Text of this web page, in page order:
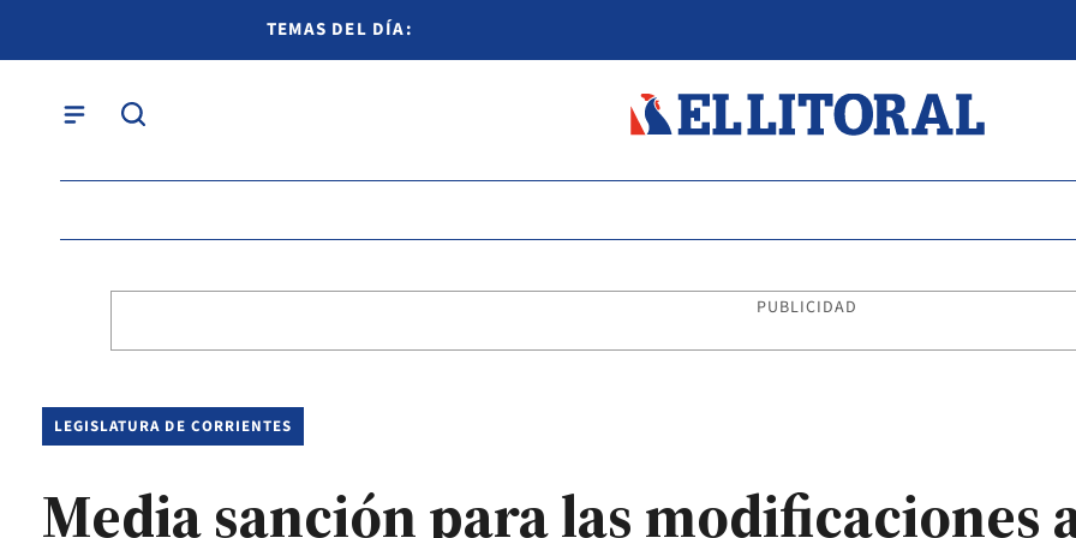
TEMAS DEL DÍA:
PUBLICIDAD
LEGISLATURA DE CORRIENTES
Media sanción para las modificaciones